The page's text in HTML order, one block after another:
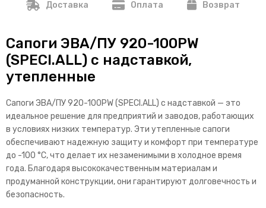
Доставка Оплата Возврат
Сапоги ЭВА/ПУ 920-100PW
(SPECI.ALL) с надставкой,
утепленные
Сапоги ЭВА/ПУ 920-100PW (SPECI.ALL) с надставкой — это
идеальное решение для предприятий и заводов, работающих
в условиях низких температур. Эти утепленные сапоги
обеспечивают надежную защиту и комфорт при температуре
до -100 °C, что делает их незаменимыми в холодное время
года. Благодаря высококачественным материалам и
продуманной конструкции, они гарантируют долговечность и
безопасность.